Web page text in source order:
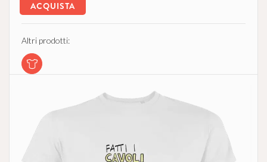
ACQUISTA
Altri prodotti: